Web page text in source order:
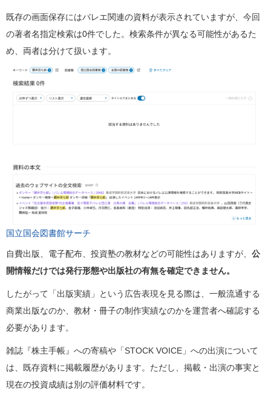
既存の画面保存にはバレエ関連の資料が表示されていますが、今回
の著者名指定検索は0件でした。検索条件が異なる可能性があるた
め、両者は分けて扱います。
国立国会図書館サーチ
自費出版、電子配布、投資塾の教材などの可能性はありますが、 公
開情報だけでは発行形態や出版社の有無を確定できません。
したがって「出版実績」という広告表現を見る際は、一般流通する
商業出版なのか、教材・冊子の制作実績なのかを運営者へ確認する
必要があります。
雑誌『株主手帳』への寄稿や「STOCK VOICE」への出演について
は、既存資料に掲載履歴があります。ただし、掲載・出演の事実と
現在の投資成績は別の評価材料です。